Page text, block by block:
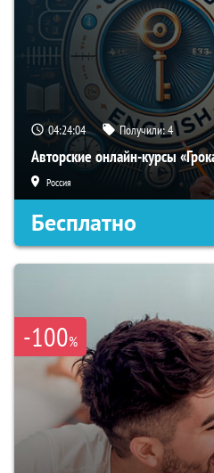
04:24:03 Получили:4
Авторские онлайн-курсы
Россия
Бесплатно
-100%